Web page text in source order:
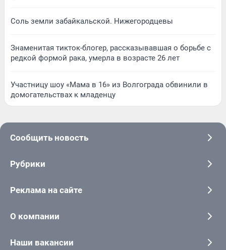
Соль земли забайкальской. Нижегородцевы
Знаменитая тикток-блогер, рассказывавшая о борьбе с
редкой формой рака, умерла в возрасте 26 лет
Участницу шоу «Мама в 16» из Волгограда обвинили в
домогательствах к младенцу
Сообщить новость
Рубрики
Реклама на сайте
О компании
Наши вакансии